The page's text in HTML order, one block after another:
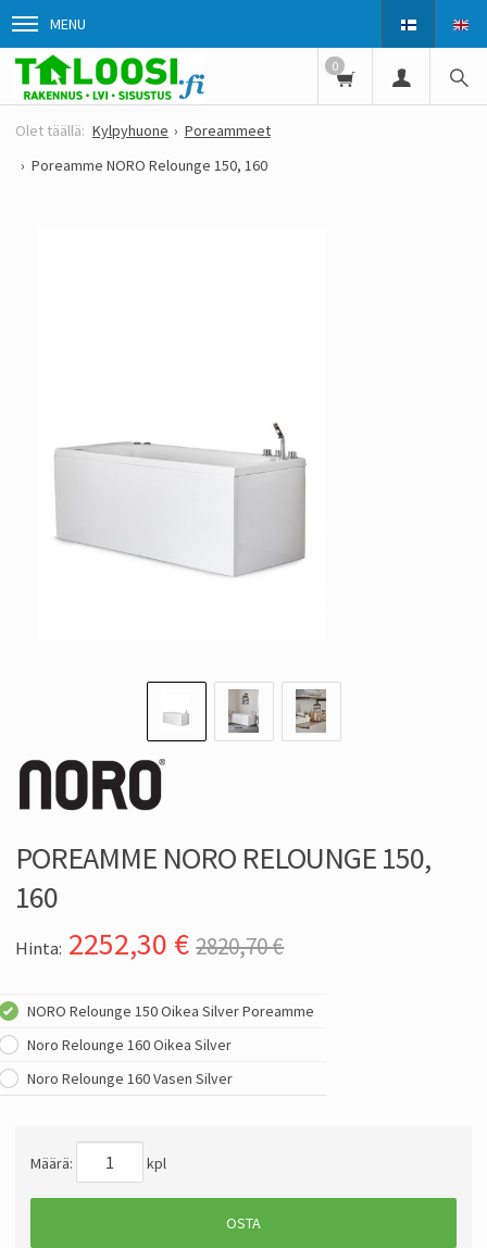
MENU
0
Kylpyhuone
Poreammeet
Poreamme NORO Relounge 150, 160
POREAMME NORO RELOUNGE 150,
160
Hinta: 2252,30 € 2820,70 €
NORO Relounge 150 Oikea Silver Poreamme
Noro Relounge 160 Oikea Silver
Noro Relounge 160 Vasen Silver
Määrä: kpl
OSTA